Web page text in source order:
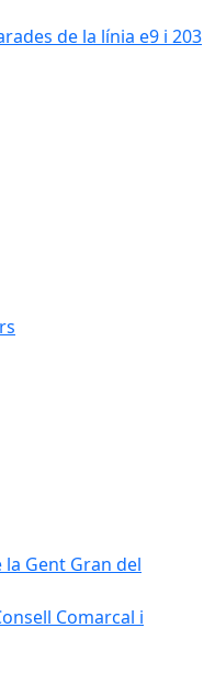
de la línia e9 i 203
la Gent Gran del
Comarcal i